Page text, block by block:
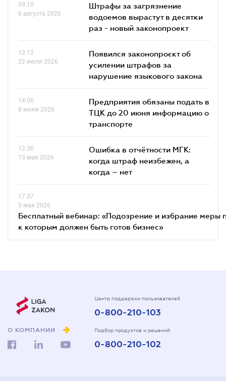
09.10
6 августа 2026
Штрафы за загрязнение
водоемов вырастут в десятки
раз - новый законопроект
12.12
22 июля 2026
Появился законопроєкт об
усилении штрафов за
нарушение языкового закона
14.06
8 июня 2026
Предприятия обязаны подать в
ТЦК до 20 июня информацию о
транспорте
12.36
13 мая 2026
Ошибка в отчётности МГК:
когда штраф неизбежен, а
когда – нет
17.37
5 мая 2026
Бесплатный вебинар: «Подозрение и избрание меры
к которым должен быть готов бизнес»
О КОМПАНИИ
Центр поддержки пользователей
0-800-210-103
Подбор продуктов и решений
0-800-210-102